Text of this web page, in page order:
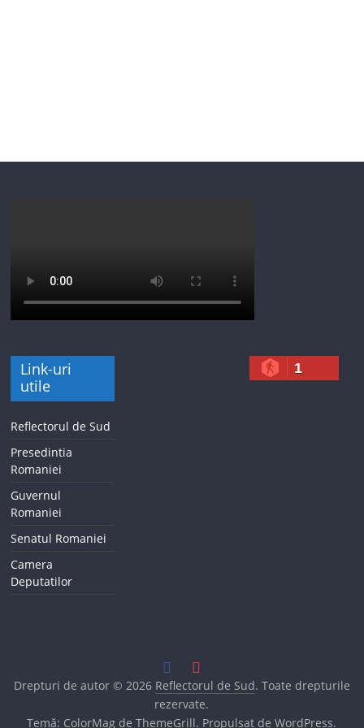
Link-uri
utile
Reflectorul de Sud
Presedintia
Romaniei
Guvernul
Romaniei
Senatul Romaniei
Camera
Deputatilor
1
Drepturi de autor © 2026 Reflectorul de Sud. Toate drepturile
rezervate.
Temă: ColorMag de ThemeGrill. Propulsat deWordPress.